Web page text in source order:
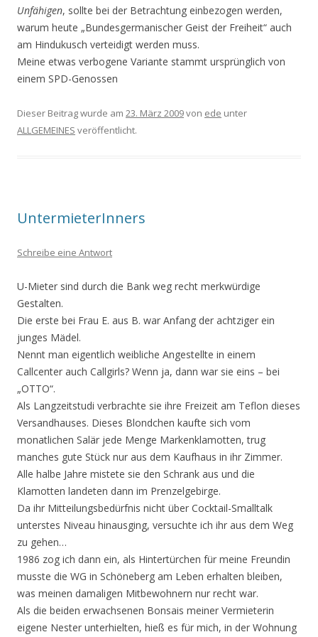
Unfähigen, sollte bei der Betrachtung einbezogen werden,
warum heute „Bundesgermanischer Geist der Freiheit“ auch
am Hindukusch verteidigt werden muss.
Meine etwas verbogene Variante stammt ursprünglich von
einem SPD-Genossen
Dieser Beitrag wurde am 23. März 2009von ede unter
ALLGEMEINES veröffentlicht.
UntermieterInners
Schreibe eine Antwort
U-Mieter sind durch die Bank weg recht merkwürdige
Gestalten.
Die erste bei Frau E. aus B. war Anfang der achtziger ein
junges Mädel.
Nennt man eigentlich weibliche Angestellte in einem
Callcenter auch Callgirls? Wenn ja, dann war sie eins – bei
„OTTO“.
Als Langzeitstudi verbrachte sie ihre Freizeit am Teflon dieses
Versandhauses. Dieses Blondchen kaufte sich vom
monatlichen Salär jede Menge Markenklamotten, trug
manches gute Stück nur aus dem Kaufhaus in ihr Zimmer.
Alle halbe Jahre mistete sie den Schrank aus und die
Klamotten landeten dann im Prenzelgebirge.
Da ihr Mitteilungsbedürfnis nicht über Cocktail-Smalltalk
unterstes Niveau hinausging, versuchte ich ihr aus dem Weg
zu gehen…
1986 zog ich dann ein, als Hintertürchen für meine Freundin
musste die WG in Schöneberg am Leben erhalten bleiben,
was meinen damaligen Mitbewohnern nur recht war.
Als die beiden erwachsenen Bonsais meiner Vermieterin
eigene Nester unterhielten, hieß es für mich, in der Wohnung